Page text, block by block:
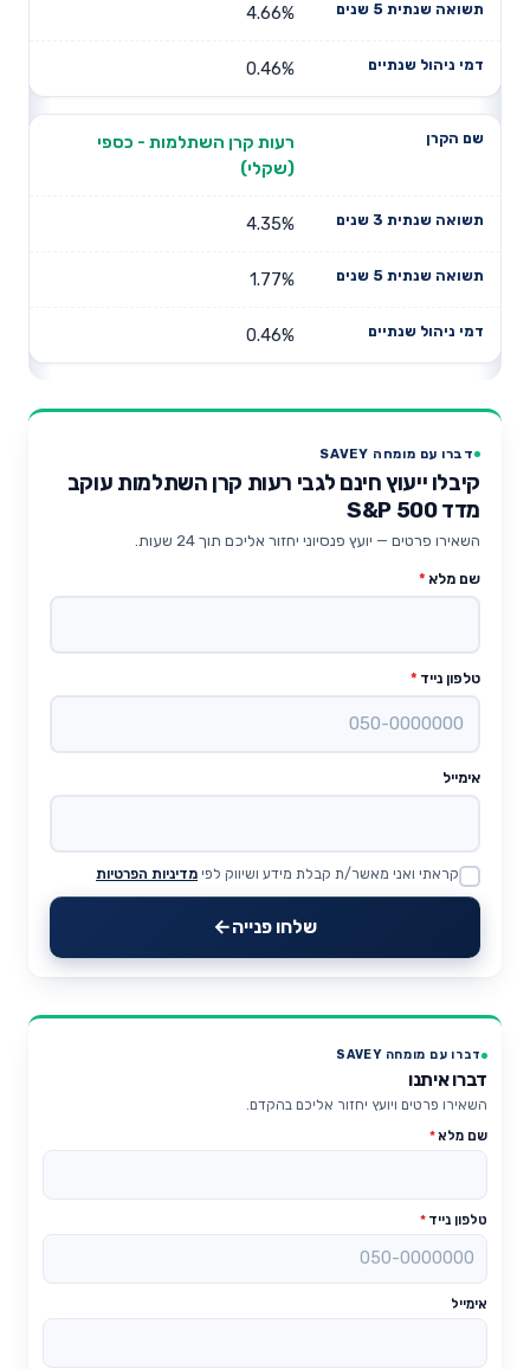
4.66%
0.46%
רעות קרן השתלמות - כספי
(שקלי)
4.35%
1.77%
0.46%
דברו עם מומחה SAVEY
קיבלו ייעוץ חינם לגבי רעות קרן השתלמות עוקב
מדד S&P 500
השאירו פרטים — יועץ פנסיוני יחזור אליכם תוך 24 שעות.
שם מלא *
טלפון נייד *
אימייל
Website
קראתי ואני מאשר/ת קבלת מידע ושיווק לפי מדיניות הפרטיות
שלחו פנייה
דברו עם מומחה SAVEY
דברו איתנו
השאירו פרטים ויועץ יחזור אליכם בהקדם.
שם מלא*
טלפון נייד *
אימייל